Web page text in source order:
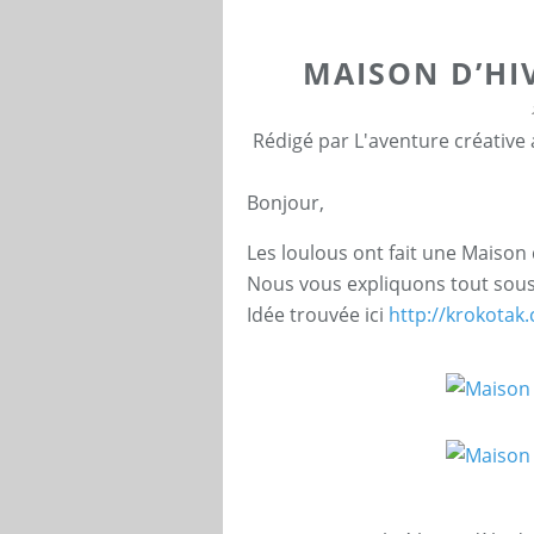
MAISON
Rédigé par L'aventure
Bonjour,
Les loulous ont fait une Maison
Nous vous expliquons tout
Idée trouvée ici http://